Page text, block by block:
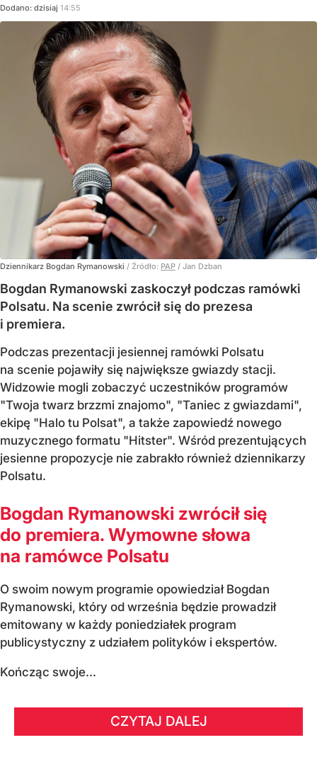
Dodano: dzisiaj 14:55
Dziennikarz Bogdan Rymanowski / Źródło: PAP / Jan Dzban
Bogdan Rymanowski zaskoczył podczas ramówki
Polsatu. Na scenie zwrócił się do prezesa
i premiera.
Podczas prezentacji jesiennej ramówki Polsatu
na scenie pojawiły się największe gwiazdy stacji.
Widzowie mogli zobaczyć uczestników programów
"Twoja twarz brzzmi znajomo", "Taniec z gwiazdami",
ekipę "Halo tu Polsat", a także zapowiedź nowego
muzycznego formatu "Hitster". Wśród prezentujących
jesienne propozycje nie zabrakło również dziennikarzy
Polsatu.
Bogdan Rymanowski zwrócił się
do premiera. Wymowne słowa
na ramówce Polsatu
O swoim nowym programie opowiedział Bogdan
Rymanowski, który od września będzie prowadził
emitowany w każdy poniedziałek program
publicystyczny z udziałem polityków i ekspertów.
Kończąc swoje...
CZYTAJ DALEJ